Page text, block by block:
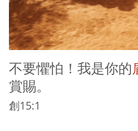
不要懼怕！我是你的
賞賜。
創15:1